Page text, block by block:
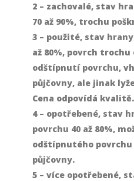
2 – zachovalé, stav
70 až 90%, trochu
3 – použité, stav
až 80%, povrch
odštípnutí povrchu,
půjčovny, ale jinak
Cena odpovídá kvalitě.
4 – opotřebené, stav
povrchu 40 až 80%,
odštípnutého
půjčovny.
5 – více opotřebené,